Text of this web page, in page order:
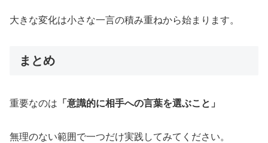
大きな変化は小さな一言の積み重ねから始まります。
まとめ
重要なのは 「意識的に相手への言葉を選ぶこと」
無理のない範囲で一つだけ実践してみてください。